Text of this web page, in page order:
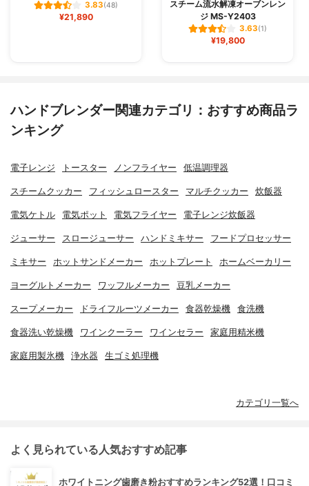
3.83(48)
¥21,890
スチーム流水解凍オーブンレン
ジ MS-Y2403
3.63(1)
¥19,800
ハンドブレンダー関連カテゴリ：おすすめ商品ラ
ンキング
電子レンジ トースター ノンフライヤー 低温調理器
スチームクッカー フィッシュロースター マルチクッカー 炊飯器
電気ケトル 電気ポット 電気フライヤー 電子レンジ炊飯器
ジューサー スロージューサー ハンドミキサー フードプロセッサー
ミキサー ホットサンドメーカー ホットプレート ホームベーカリー
ヨーグルトメーカー ワッフルメーカー 豆乳メーカー
スープメーカー ドライフルーツメーカー 食器乾燥機 食洗機
食器洗い乾燥機 ワインクーラー ワインセラー 家庭用精米機
家庭用製氷機 浄水器 生ゴミ処理機
カテゴリ一覧へ
よく見られている人気おすすめ記事
ホワイトニング歯磨き粉おすすめランキング52選！口コミ